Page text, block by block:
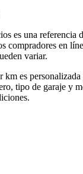
es una referencia
compradores en
variar.
km es
tipo de garaje y